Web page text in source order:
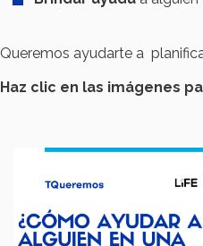
Queremos ayudarte a
Haz clic en las imágenes